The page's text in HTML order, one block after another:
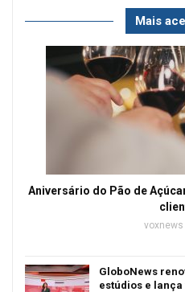
Mais
Aniversário do Pão de
voxnews
GloboNews
estúdios e